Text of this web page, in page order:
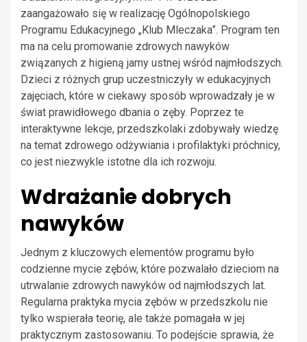
zaangażowało się w realizację Ogólnopolskiego
Programu Edukacyjnego „Klub Mleczaka”. Program ten
ma na celu promowanie zdrowych nawyków
związanych z higieną jamy ustnej wśród najmłodszych.
Dzieci z różnych grup uczestniczyły w edukacyjnych
zajęciach, które w ciekawy sposób wprowadzały je w
świat prawidłowego dbania o zęby. Poprzez te
interaktywne lekcje, przedszkolaki zdobywały wiedzę
na temat zdrowego odżywiania i profilaktyki próchnicy,
co jest niezwykle istotne dla ich rozwoju.
Wdrażanie dobrych
nawyków
Jednym z kluczowych elementów programu było
codzienne mycie zębów, które pozwalało dzieciom na
utrwalanie zdrowych nawyków od najmłodszych lat.
Regularna praktyka mycia zębów w przedszkolu nie
tylko wspierała teorię, ale także pomagała w jej
praktycznym zastosowaniu. To podejście sprawia, że